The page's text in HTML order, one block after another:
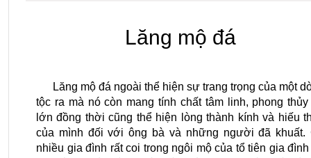
Lăng mộ đá
tộc ra mà nó còn mang tính chất tâm linh, phong thủy
lớn đồng thời cũng thể hiện lòng thành kính và hiếu
của mình đối với ông bà và những người đã khuất.
nhiều gia đình rất coi trong ngôi mộ của tổ tiên gia